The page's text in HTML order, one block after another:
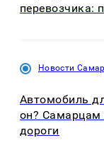
перевозчика:
Новости
Автомобиль
он? Самарцам
дороги